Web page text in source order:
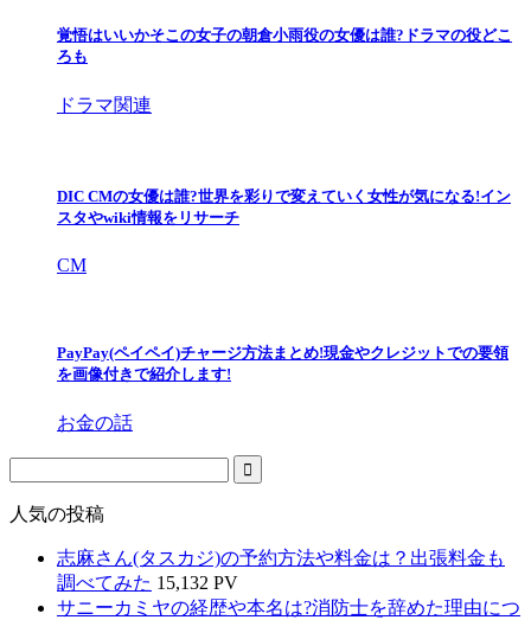
覚悟はいいかそこの女子の朝倉小雨役の女優は誰?ドラマの役どこ
ろも
ドラマ関連
DIC CMの女優は誰?世界を彩りで変えていく女性が気になる!イン
スタやwiki情報をリサーチ
CM
PayPay(ペイペイ)チャージ方法まとめ!現金やクレジットでの要領
を画像付きで紹介します!
お金の話
人気の投稿
志麻さん(タスカジ)の予約方法や料金は？出張料金も
調べてみた 15,132 PV
サニーカミヤの経歴や本名は?消防士を辞めた理由につ